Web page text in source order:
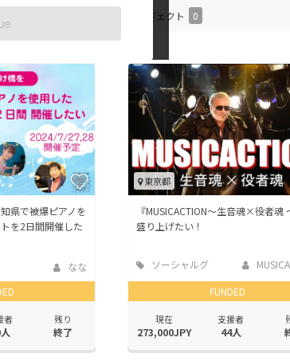
ネス・起業
チャレンジ
づくり・地域活性化
CAMPFIRE for
CAMPFIREふるさ
プロジェクト 0
県で被爆ピアノを
を2日間開催した
なな
者 残り
終了
東京都
『MUSICACTION～生音魂×役者魂
盛り上げたい！
ソーシャルグ
FUNDED
現在
273,000JPY
支援者
44人